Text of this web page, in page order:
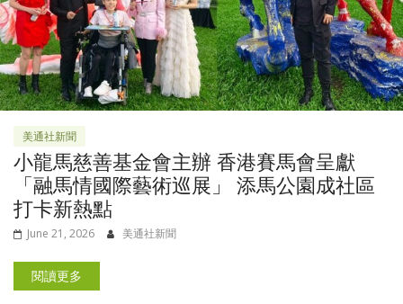
美通社新聞
小龍馬慈善基金會主辦 香港賽馬會呈獻
「融馬情國際藝術巡展」 添馬公園成社區
打卡新熱點
June 21, 2026 美通社新聞
閱讀更多